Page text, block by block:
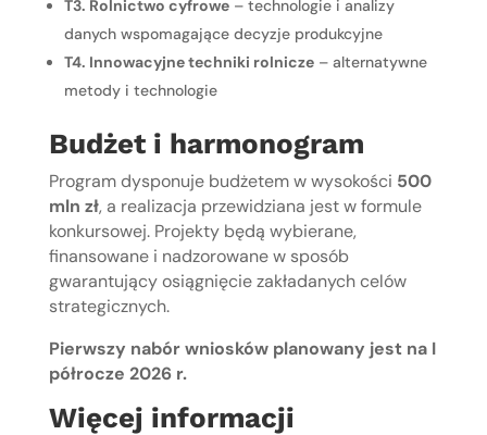
T3. Rolnictwo cyfrowe– technologie i analizy
danych wspomagające decyzje produkcyjne
T4. Innowacyjne techniki rolnicze– alternatywne
metody i technologie
Budżet i harmonogram
Program dysponuje budżetem w wysokości 500
mln zł, a realizacja przewidziana jest w formule
konkursowej. Projekty będą wybierane,
finansowane i nadzorowane w sposób
gwarantujący osiągnięcie zakładanych celów
strategicznych.
Pierwszy nabór wniosków planowany jest na I
półrocze 2026 r.
Więcej informacji